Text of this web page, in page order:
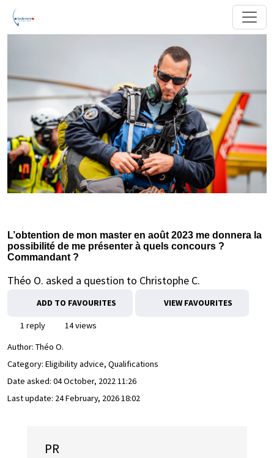
L’obtention de mon master en août 2023 me donnera la
possibilité de me présenter à quels concours ?
Commandant ?
Théo O. asked a question to Christophe C.
ADD TO FAVOURITES VIEW FAVOURITES
1 reply
14 views
Author: Théo O.
Category: Eligibility advice, Qualifications
Date asked: 04 October, 2022 11:26
Last update: 24 February, 2026 18:02
PR